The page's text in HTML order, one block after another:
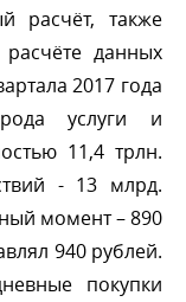
расчёт, также
данных
2017 года
услуги и
11,4 трлн.
- 13 млрд.
момент – 890
940 рублей.
покупки